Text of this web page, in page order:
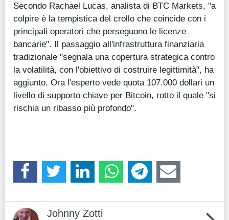
Secondo Rachael Lucas, analista di BTC Markets, "a
colpire è la tempistica del crollo che coincide con i
principali operatori che perseguono le licenze
bancarie". Il passaggio all'infrastruttura finanziaria
tradizionale "segnala una copertura strategica contro
la volatilità, con l'obiettivo di costruire legittimità", ha
aggiunto. Ora l'esperto vede quota 107.000 dollari un
livello di supporto chiave per Bitcoin, rotto il quale "si
rischia un ribasso più profondo".
Johnny Zotti